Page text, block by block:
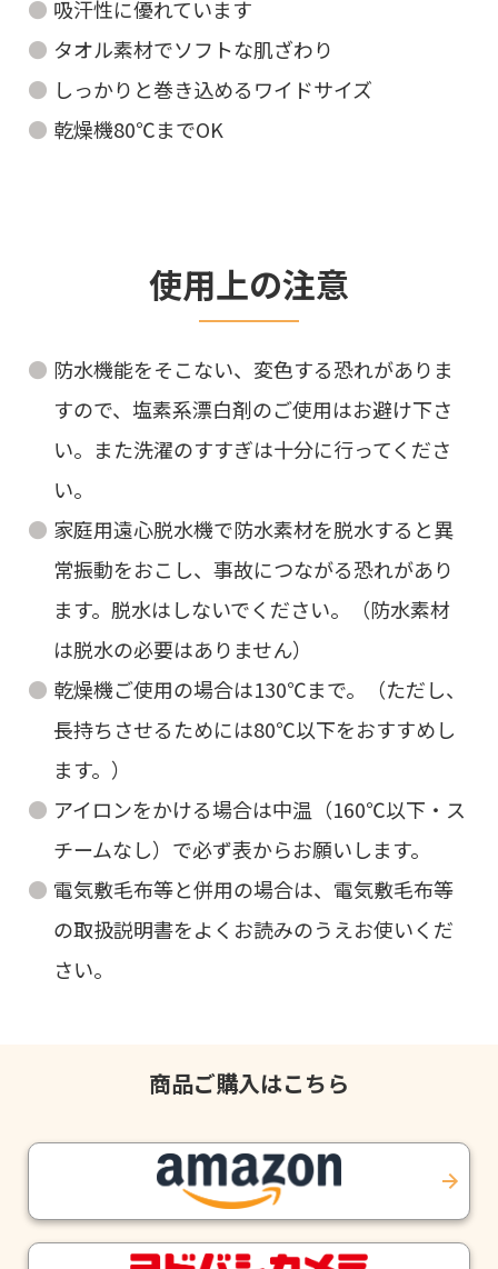
吸汗性に優れています
タオル素材でソフトな肌ざわり
しっかりと巻き込めるワイドサイズ
乾燥機80℃までOK
使用上の注意
防水機能をそこない、変色する恐れがありま
すので、塩素系漂白剤のご使用はお避け下さ
い。また洗濯のすすぎは十分に行ってくださ
い。
家庭用遠心脱水機で防水素材を脱水すると異
常振動をおこし、事故につながる恐れがあり
ます。脱水はしないでください。（防水素材
は脱水の必要はありません）
乾燥機ご使用の場合は130℃まで。（ただし、
長持ちさせるためには80℃以下をおすすめし
ます。）
アイロンをかける場合は中温（160℃以下・ス
チームなし）で必ず表からお願いします。
電気敷毛布等と併用の場合は、電気敷毛布等
の取扱説明書をよくお読みのうえお使いくだ
さい。
商品ご購入はこちら